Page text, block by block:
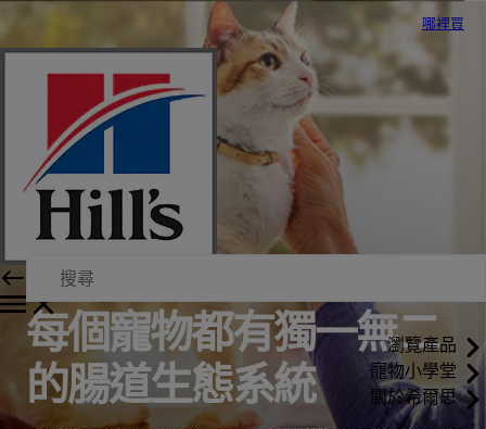
哪裡買
瀏覽產品
寵物小學堂
關於希爾思
每個寵物都有獨一無二
的腸道生態系統